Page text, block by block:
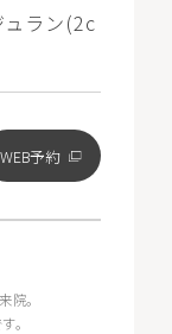
ュラン(2c
WEB予約
院。
。